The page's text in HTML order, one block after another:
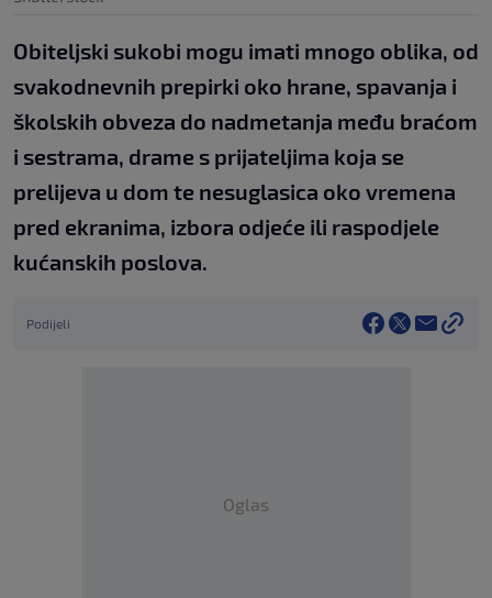
Obiteljski sukobi mogu imati mnogo oblika, od
svakodnevnih prepirki oko hrane, spavanja i
školskih obveza do nadmetanja među braćom
i sestrama, drame s prijateljima koja se
prelijeva u dom te nesuglasica oko vremena
pred ekranima, izbora odjeće ili raspodjele
kućanskih poslova.
Podijeli
Oglas